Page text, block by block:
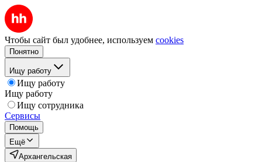
Чтобы сайт был удобнее, используем cookies
Понятно
Ищу работу
Ищу работу
Ищу работу
Ищу сотрудника
Сервисы
Помощь
Ещё
Архангельская